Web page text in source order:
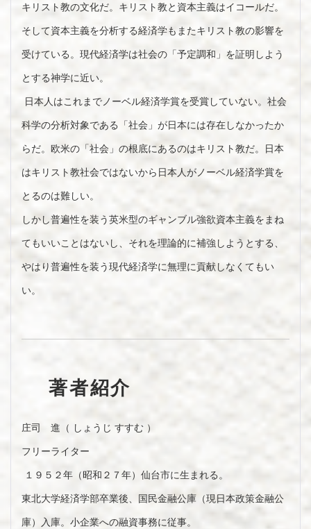
キリスト教の文化だ。キリスト教と資本主義はイコールだ。
そして資本主義を分析する経済学もまたキリスト教の影響を
受けている。現代経済学は社会の「予定調和」を証明しよう
とする神学に近い。
日本人はこれまでノーベル経済学賞を受賞していない。社会
科学の分析対象である「社会」が日本には存在しなかったか
らだ。欧米の「社会」の根底にあるのはキリスト教だ。日本
はキリスト教社会ではないから日本人がノーベル経済学賞を
とるのは難しい。
しかし普遍性を装う英米型のギャンブル強欲資本主義をまね
てもいいことはないし、それを理論的に補強しようとする、
やはり普遍性を装う現代経済学に無理に貢献しなくてもい
い。
著者紹介
庄司 進（ しょうじ すすむ ）
フリーライター
１９５２年（昭和２７年）仙台市に生まれる。
東北大学経済学部卒業後、国民金融公庫（現日本政策金融公
庫）入庫。小企業への融資事務に従事。